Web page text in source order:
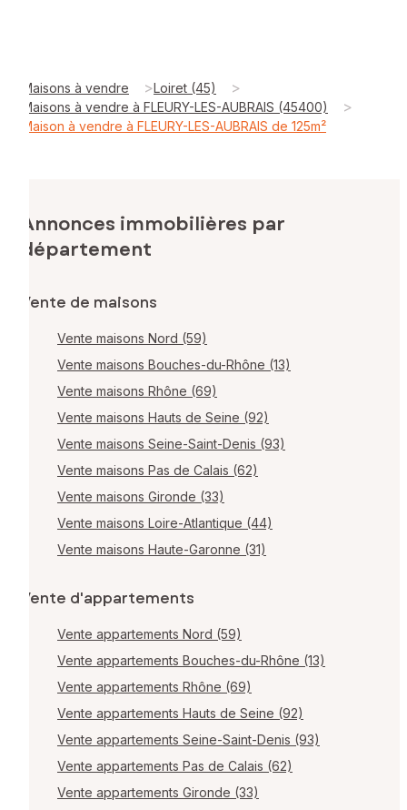
Maisons à vendre >Loiret (45) >
Maisons à vendre à FLEURY-LES-AUBRAIS (45400) >
Maison à vendre à FLEURY-LES-AUBRAIS de 125m²
Annonces immobilières par
département
Vente de maisons
Vente maisons Nord (59)
Vente maisons Bouches-du-Rhône (13)
Vente maisons Rhône (69)
Vente maisons Hauts de Seine (92)
Vente maisons Seine-Saint-Denis (93)
Vente maisons Pas de Calais (62)
Vente maisons Gironde (33)
Vente maisons Loire-Atlantique (44)
Vente maisons Haute-Garonne (31)
Vente d'appartements
Vente appartements Nord (59)
Vente appartements Bouches-du-Rhône (13)
Vente appartements Rhône (69)
Vente appartements Hauts de Seine (92)
Vente appartements Seine-Saint-Denis (93)
Vente appartements Pas de Calais (62)
Vente appartements Gironde (33)